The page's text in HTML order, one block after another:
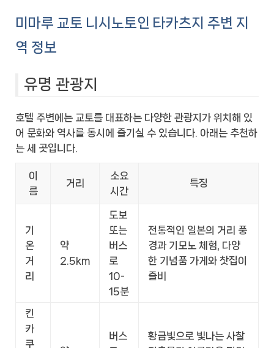
미마루 교토 니시노토인 타카츠지 주변 지
역 정보
유명 관광지
호텔 주변에는 교토를 대표하는 다양한 관광지가 위치해 있
어 문화와 역사를 동시에 즐기실 수 있습니다. 아래는 추천하
는 세 곳입니다.
이
름
거리
소요
시간
특징
기
온
거
리
약
2.5km
도보
또는
버스
로
10-
15분
전통적인 일본의 거리 풍
경과 기모노 체험, 다양
한 기념품 가게와 찻집이
즐비
킨
카
쿠
버스
황금빛으로 빛나는 사찰